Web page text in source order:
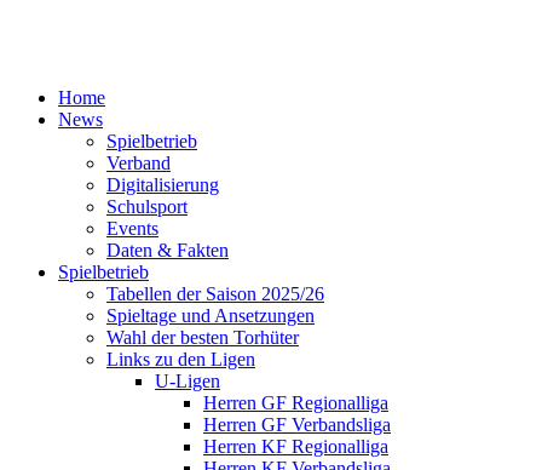
Home
News
Spielbetrieb
Verband
Digitalisierung
Schulsport
Events
Daten & Fakten
Spielbetrieb
Tabellen der Saison 2025/26
Spieltage und Ansetzungen
Wahl der besten Torhüter
Links zu den Ligen
U-Ligen
Herren GF Regionalliga
Herren GF Verbandsliga
Herren KF Regionalliga